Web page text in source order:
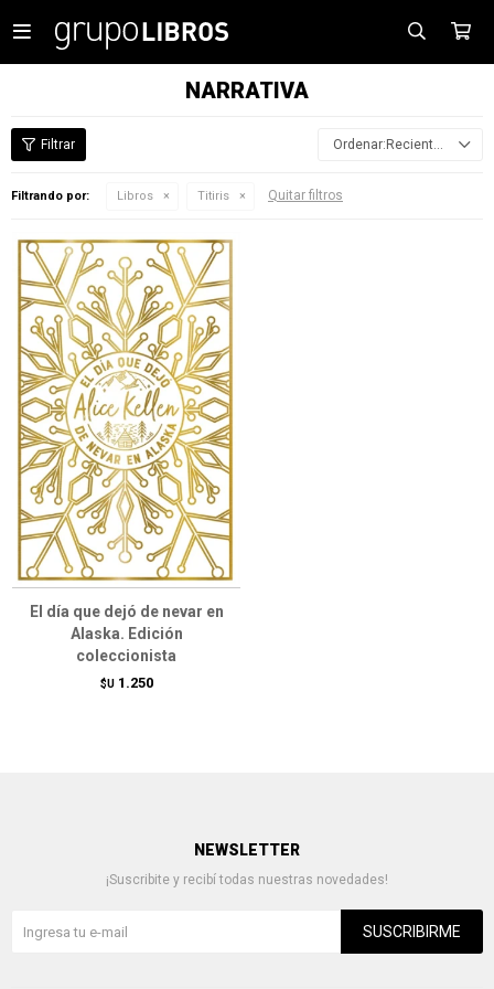

NARRATIVA
Recientes
Filtrando por: Libros Titiris Quitar filtros
El día que dejó de nevar en
Alaska. Edición
coleccionista
$U 1.250
NEWSLETTER
¡Suscribite y recibí todas nuestras novedades!
SUSCRIBIRME